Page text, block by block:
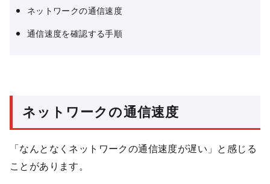
ネットワークの通信速度
通信速度を確認する手順
ネットワークの通信速度
「なんとなくネットワークの通信速度が遅い」と感じる
ことがあります。